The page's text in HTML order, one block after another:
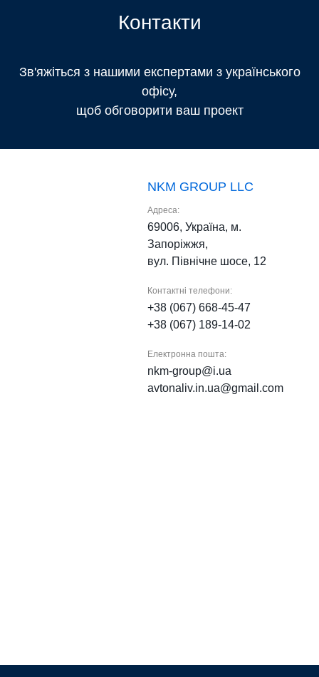
Контакти
Зв'яжіться з нашими експертами з українського
офісу,
щоб обговорити ваш проект
NKM GROUP LLC
Адреса:
69006, Україна, м.
Запоріжжя,
вул. Північне шосе, 12
Контактні телефони:
+38 (067) 668-45-47
+38 (067) 189-14-02
Електронна пошта:
nkm-group@i.ua
avtonaliv.in.ua@gmail.com